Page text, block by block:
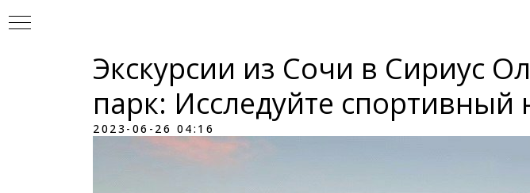
Экскурсии из Сочи в Сириус
парк: Исследуйте спортивный
2023-06-26 04:16